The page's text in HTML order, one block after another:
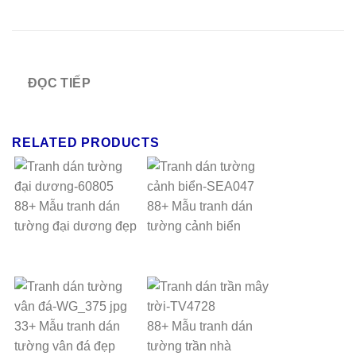
ĐỌC TIẾP
RELATED PRODUCTS
88+ Mẫu tranh dán
tường đại dương đẹp
88+ Mẫu tranh dán
tường cảnh biển
33+ Mẫu tranh dán
tường vân đá đẹp
88+ Mẫu tranh dán
tường trần nhà